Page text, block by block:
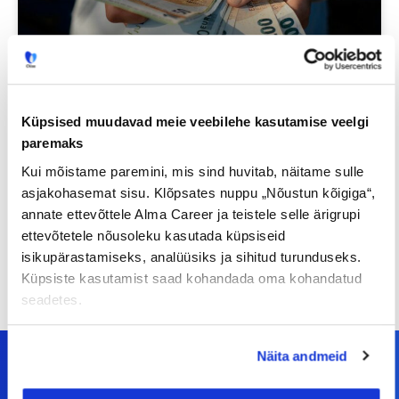
Küpsised muudavad meie veebilehe kasutamise veelgi
paremaks
Kui mõistame paremini, mis sind huvitab, näitame sulle
asjakohasemat sisu. Klõpsates nuppu „Nõustun kõigiga“,
annate ettevõttele Alma Career ja teistele selle ärigrupi
ettevõtetele nõusoleku kasutada küpsiseid
isikupärastamiseks, analüüsiks ja sihitud turunduseks.
Küpsiste kasutamist saad kohandada oma kohandatud
seadetes.
Näita andmeid
Sinu palk pole enam
14/07/2026